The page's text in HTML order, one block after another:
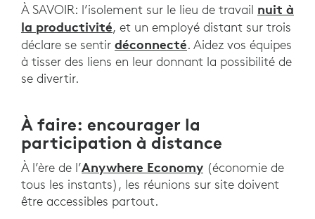
À SAVOIR: l’isolement sur le lieu de travail nuit à
la productivité, et un employé distant sur trois
déclare se sentir déconnecté. Aidez vos équipes
à tisser des liens en leur donnant la possibilité de
se divertir.
À faire: encourager la
participation à distance
À l’ère de l’Anywhere Economy (économie de
tous les instants), les réunions sur site doivent
être accessibles partout.